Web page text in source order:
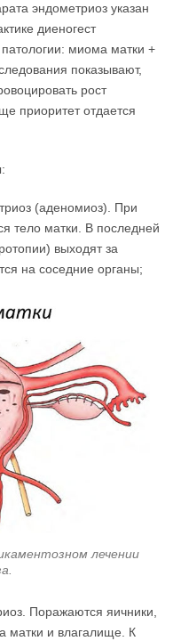
эндометриоз указан
диеногест
миома матки +
показывают,
рост
приоритет отдается
(аденомиоз). При
тело матки. В последней
выходят за
на соседние органы;
лечении
Поражаются яичники,
матки и влагалище. К